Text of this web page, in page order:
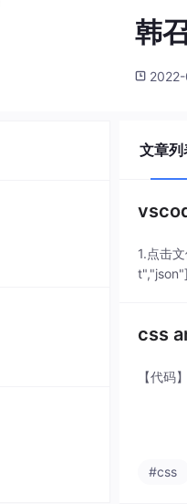
韩
文章列
1.点击
css
【代码
#css